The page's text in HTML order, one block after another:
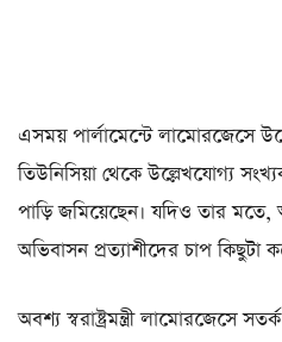
এসময় পার্লামেন্টে লামোরজেসে
তিউনিসিয়া থেকে উল্লেখযোগ্য
পাড়ি জমিয়েছেন। যদিও তার
অভিবাসন প্রত্যাশীদের চাপ কিছুটা
অবশ্য স্বরাষ্ট্রমন্ত্রী লামোরজেসে